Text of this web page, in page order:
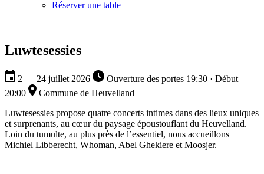
Réserver une table
Luwtesessies
2 — 24 juillet 2026
Ouverture des portes 19:30 · Début
20:00
Commune de Heuvelland
Luwtesessies propose quatre concerts intimes dans des lieux uniques
et surprenants, au cœur du paysage époustouflant du Heuvelland.
Loin du tumulte, au plus près de l’essentiel, nous accueillons
Michiel Libberecht, Whoman, Abel Ghekiere et Moosjer.